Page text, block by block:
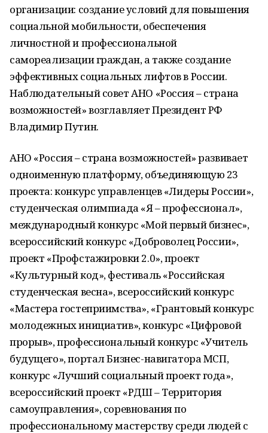
организации: создание условий для повышения
социальной мобильности, обеспечения
личностной и профессиональной
самореализации граждан, а также создание
эффективных социальных лифтов в России.
Наблюдательный совет АНО «Россия – страна
возможностей» возглавляет Президент РФ
Владимир Путин.
АНО «Россия – страна возможностей» развивает
одноименную платформу, объединяющую 23
проекта: конкурс управленцев «Лидеры России»,
студенческая олимпиада «Я – профессионал»,
международный конкурс «Мой первый бизнес»,
всероссийский конкурс «Доброволец России»,
проект «Профстажировки 2.0», проект
«Культурный код», фестиваль «Российская
студенческая весна», всероссийский конкурс
«Мастера гостеприимства», «Грантовый конкурс
молодежных инициатив», конкурс «Цифровой
прорыв», профессиональный конкурс «Учитель
будущего», портал Бизнес-навигатора МСП,
конкурс «Лучший социальный проект года»,
всероссийский проект «РДШ – Территория
самоуправления», соревнования по
профессиональному мастерству среди людей с